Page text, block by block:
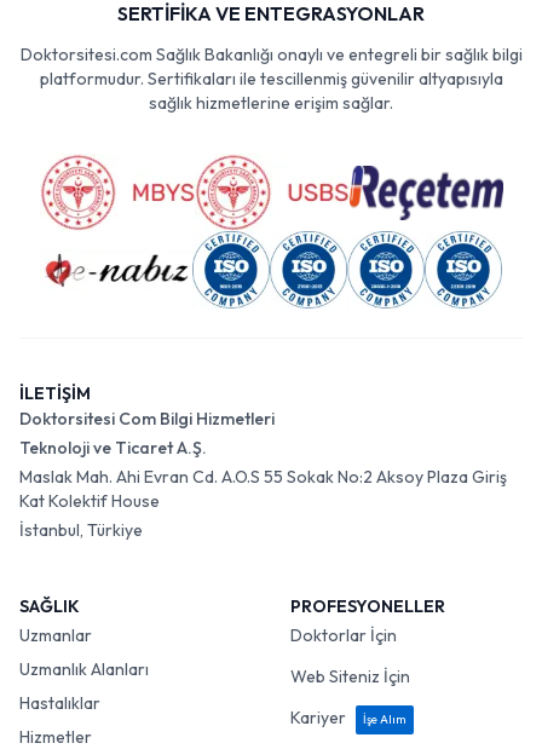
SERTİFİKA VE ENTEGRASYONLAR
Doktorsitesi.com Sağlık Bakanlığı onaylı ve entegreli bir sağlık bilgi
platformudur. Sertifikaları ile tescillenmiş güvenilir altyapısıyla
sağlık hizmetlerine erişim sağlar.
İLETİŞİM
Doktorsitesi Com Bilgi Hizmetleri
Teknoloji ve Ticaret A.Ş.
Maslak Mah. Ahi Evran Cd. A.O.S 55 Sokak No:2 Aksoy Plaza Giriş
Kat Kolektif House
İstanbul, Türkiye
SAĞLIK
Uzmanlar
Uzmanlık Alanları
Hastalıklar
Hizmetler
PROFESYONELLER
Doktorlar İçin
Web Siteniz İçin
Kariyer
İşe Alım